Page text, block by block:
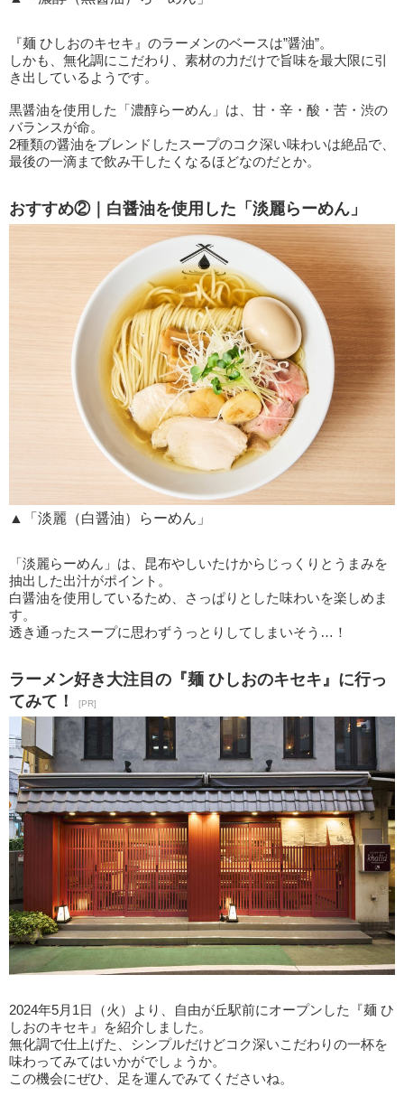
『麺 ひしおのキセキ』のラーメンのベースは”醤油”。
しかも、無化調にこだわり、素材の力だけで旨味を最大限に引
き出しているようです。
黒醤油を使用した「濃醇らーめん」は、甘・辛・酸・苦・渋の
バランスが命。
2種類の醤油をブレンドしたスープのコク深い味わいは絶品で、
最後の一滴まで飲み干したくなるほどなのだとか。
おすすめ②｜白醤油を使用した「淡麗らーめん」
▲「淡麗（白醤油）らーめん」
「淡麗らーめん」は、昆布やしいたけからじっくりとうまみを
抽出した出汁がポイント。
白醤油を使用しているため、さっぱりとした味わいを楽しめま
す。
透き通ったスープに思わずうっとりしてしまいそう…！
ラーメン好き大注目の『麺 ひしおのキセキ』に行っ
てみて！
[PR]
2024年5月1日（火）より、自由が丘駅前にオープンした『麺 ひ
しおのキセキ』を紹介しました。
無化調で仕上げた、シンプルだけどコク深いこだわりの一杯を
味わってみてはいかがでしょうか。
この機会にぜひ、足を運んでみてくださいね。